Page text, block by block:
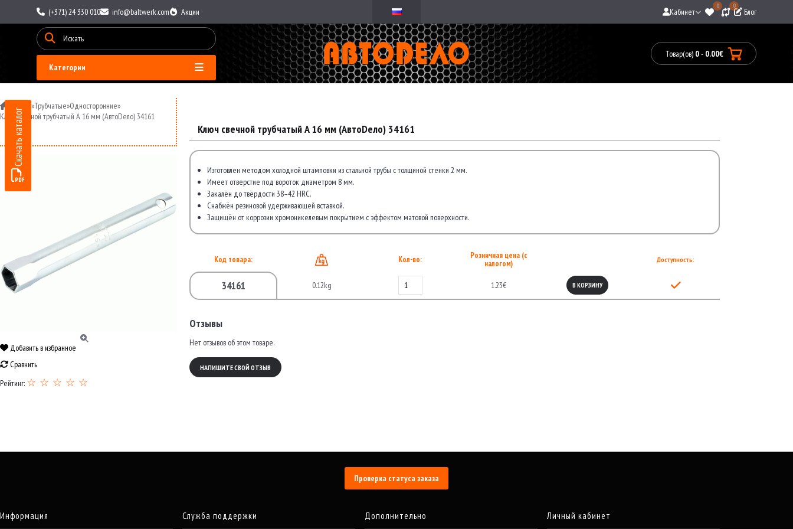
(+371) 24 330 010 info@baltwerk.com Акции Кабинет
0 0
Блог
Категории
Товар(ов) 0- 0.00€
Товары:
Скачать каталог
Ключи »Трубчатые»Односторонние»
Ключ свечной трубчатый A 16 мм (АвтоDело) 34161
Добавить в избранное
Сравнить
Рейтинг: ☆ ☆ ☆ ☆ ☆
Ключ свечной трубчатый A 16 мм (АвтоDело) 34161
Изготовлен методом холодной штамповки из стальной трубы с толщиной стенки 2 мм.
Имеет отверстие под вороток диаметром 8 мм.
Закалён до твёрдости 38–42 HRC.
Снабжён резиновой удерживающей вставкой.
Защищён от коррозии хромоникелевым покрытием с эффектом матовой поверхности.
Код товара: Кол-во:
Розничная цена (с
налогом)
Доступность:
34161 0.12kg 1.23€ В КОРЗИНУ
Отзывы
Нет отзывов об этом товаре.
НАПИШИТЕ СВОЙ ОТЗЫВ
Проверка статуса заказа
Информация Служба поддержки Дополнительно Личный кабинет